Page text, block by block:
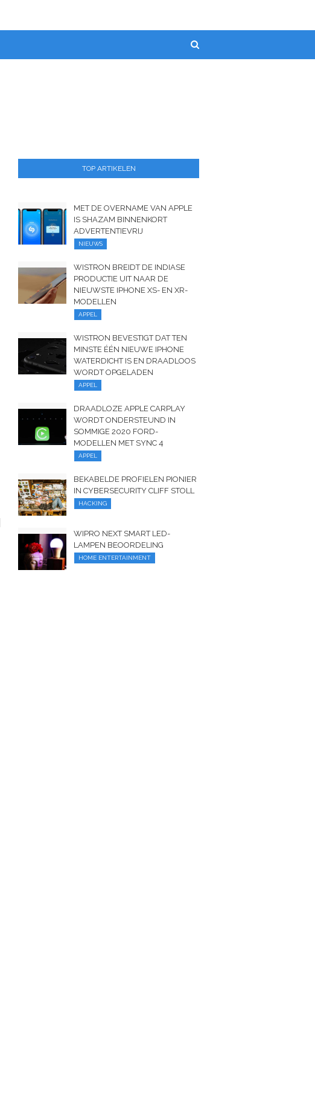
TOP ARTIKELEN
MET DE OVERNAME VAN APPLE
IS SHAZAM BINNENKORT
ADVERTENTIEVRIJ
NIEUWS
WISTRON BREIDT DE INDIASE
PRODUCTIE UIT NAAR DE
NIEUWSTE IPHONE XS- EN XR-
MODELLEN
APPEL
WISTRON BEVESTIGT DAT TEN
MINSTE ÉÉN NIEUWE IPHONE
WATERDICHT IS EN DRAADLOOS
WORDT OPGELADEN
APPEL
DRAADLOZE APPLE CARPLAY
WORDT ONDERSTEUND IN
SOMMIGE 2020 FORD-
MODELLEN MET SYNC 4
APPEL
BEKABELDE PROFIELEN PIONIER
IN CYBERSECURITY CLIFF STOLL
HACKING
WIPRO NEXT SMART LED-
LAMPEN BEOORDELING
HOME ENTERTAINMENT